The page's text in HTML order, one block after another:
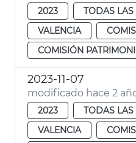
2023
TODAS
VALENCIA
COMISIÓN
2023-11-07
modificado hace 2
2023
TODAS
VALENCIA